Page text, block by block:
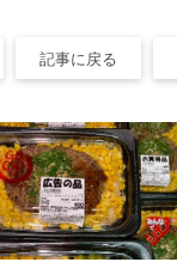
記事に戻る